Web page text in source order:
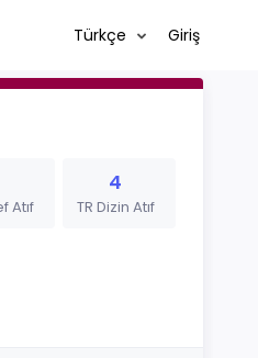
Türkçe Giriş
Atıf
4
TR Dizin Atıf